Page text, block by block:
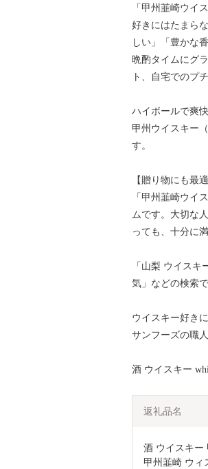
「甲州韮崎ウイ
好きにはたまら
しい」「豊かな
晩酌タイムにグ
ト、自宅でのプ
ハイボールで爽
甲州ウイスキー
す。
【贈り物にも最適
「甲州韮崎ウイ
ムです。大切な
っても、十分に
「山梨 ウイス
気」などの検索で
ウイスキー好き
サンフーズの職
酒 ウイスキー
返礼品名
酒 ウイスキー
甲州韮崎 ウィ